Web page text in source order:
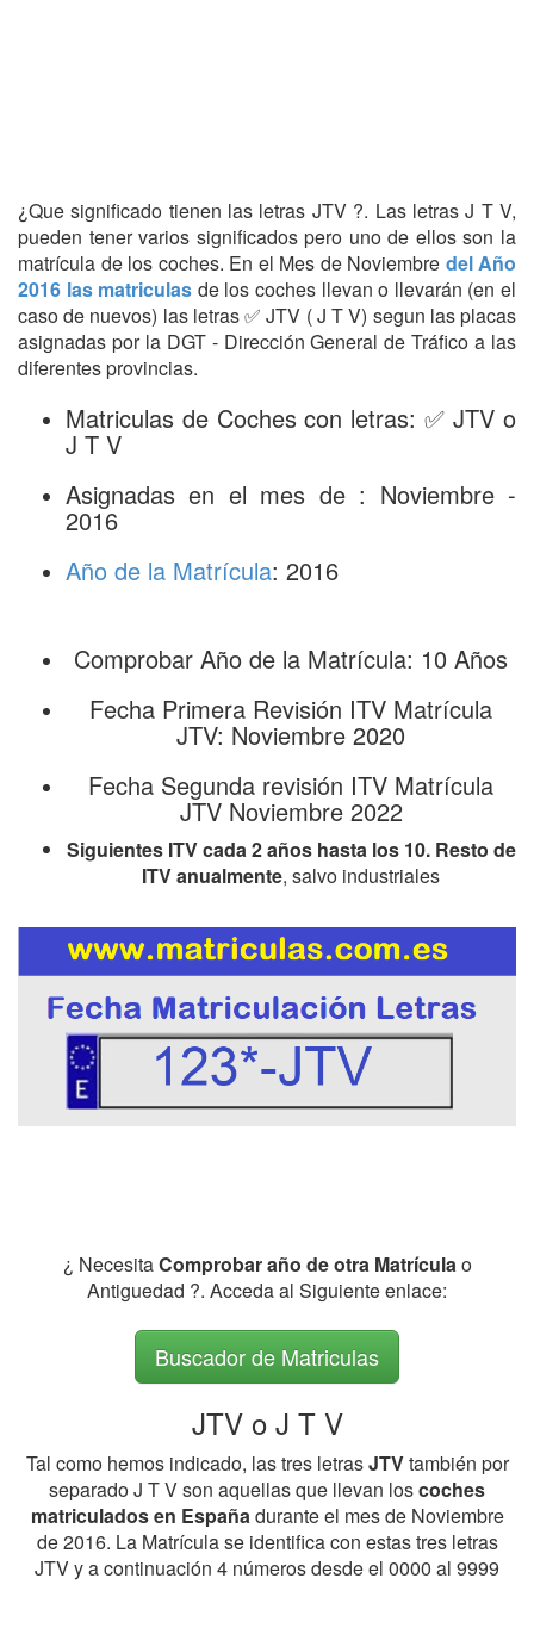
¿Que significado tienen las letras JTV ?. Las letras J T V,
pueden tener varios significados pero uno de ellos son la
matrícula de los coches. En el Mes de Noviembre del Año
2016 las matriculas de los coches llevan o llevarán (en el
caso de nuevos) las letras ✅ JTV ( J T V) segun las placas
asignadas por la DGT - Dirección General de Tráfico a las
diferentes provincias.
Matriculas de Coches con letras: ✅ JTV o
J T V
Asignadas en el mes de : Noviembre -
2016
Año de la Matrícula: 2016
Comprobar Año de la Matrícula: 10 Años
Fecha Primera Revisión ITV Matrícula
JTV: Noviembre 2020
Fecha Segunda revisión ITV Matrícula
JTV Noviembre 2022
Siguientes ITV cada 2 años hasta los 10. Resto de
ITV anualmente, salvo industriales
¿ NecesitaComprobar año de otra Matrículao
Antiguedad ?. Acceda al Siguiente enlace:
Buscador de Matriculas
JTV o J T V
Tal como hemos indicado, las tres letrasJTVtambién por
separado J T V son aquellas que llevan loscoches
matriculados en Españadurante el mes de Noviembre
de 2016. La Matrícula se identifica con estas tres letras
JTV y a continuación 4 números desde el 0000 al 9999